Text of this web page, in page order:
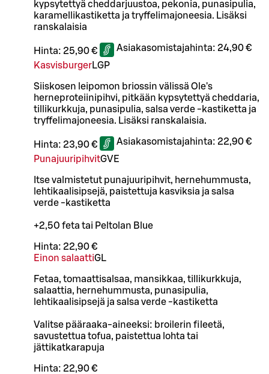
kypsytettyä cheddarjuustoa, pekonia, punasipulia,
karamellikastiketta ja tryffelimajoneesia. Lisäksi
ranskalaisia
Hinta: 25,90 € Asiakasomistajahinta: 24,90 €
KasvisburgerLGP
Siiskosen leipomon briossin välissä Ole's
herneproteiinipihvi, pitkään kypsytettyä cheddaria,
tillikurkkuja, punasipulia, salsa verde -kastiketta ja
tryffelimajoneesia. Lisäksi ranskalaisia.
Hinta: 23,90 € Asiakasomistajahinta: 22,90 €
PunajuuripihvitGVE
Itse valmistetut punajuuripihvit, hernehummusta,
lehtikaalisipsejä, paistettuja kasviksia ja salsa
verde -kastiketta
+2,50 feta tai Peltolan Blue
Hinta: 22,90 €
Einon salaattiGL
Fetaa, tomaattisalsaa, mansikkaa, tillikurkkuja,
salaattia, hernehummusta, punasipulia,
lehtikaalisipsejä ja salsa verde -kastiketta
Valitse pääraaka-aineeksi: broilerin fileetä,
savustettua tofua, paistettua lohta tai
jättikatkarapuja
Hinta: 22,90 €